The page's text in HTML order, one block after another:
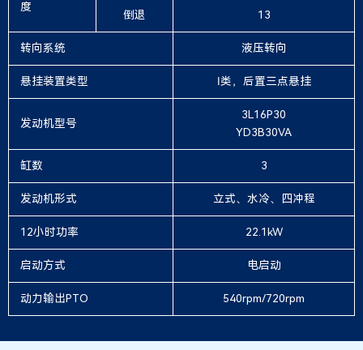
度
倒退 13
转向系统 液压转向
悬挂装置类型 Ⅰ类，后置三点悬挂
发动机型号
3L16P30
YD3B30VA
缸数 3
发动机形式 立式、水冷、四冲程
12小时功率 22.1kW
启动方式 电启动
动力输出PTO 540rpm/720rpm